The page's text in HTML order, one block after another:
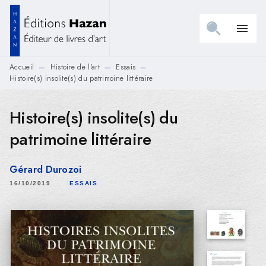
MENU RECHERCHE
PIED DE PAGE
menu
Accueil — Histoire de l'art — Essais —
Histoire(s) insolite(s) du patrimoine littéraire
Histoire(s) insolite(s) du
patrimoine littéraire
Gérard Durozoi
16/10/2019 ESSAIS